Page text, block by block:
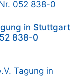
in Stuttgart
838-0